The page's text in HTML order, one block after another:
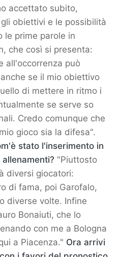
accettato subito,
obiettivi e le possibilità
le prime parole in
che così si presenta:
all'occorrenza può
se il mio obiettivo
di mettere in ritmo i
se serve so
Credo comunque che
gioco sia la difesa".
stato l'inserimento in
"Piuttosto
diversi giocatori:
di fama, poi Garofalo,
diverse volte. Infine
Bonaiuti, che lo
con me a Bologna
a Piacenza." Ora arrivi